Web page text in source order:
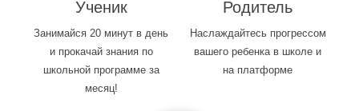
Ученик
Занимайся 20 минут в день
и прокачай знания по
школьной программе за
месяц!
Родитель
Наслаждайтесь прогрессом
вашего ребенка в школе и
на платформе